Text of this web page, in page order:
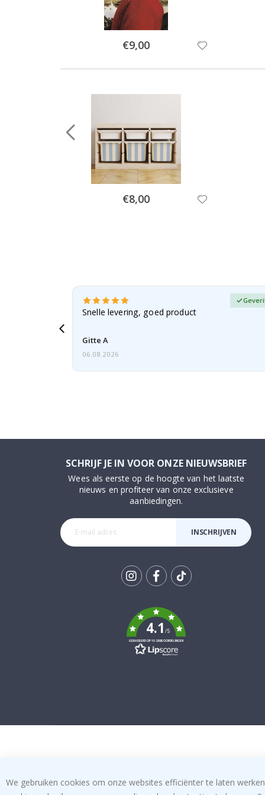
Special
Price
€9,00
Special
Price
€8,00
Snelle levering, goed product
Gitte A
06.08.2026
SCHRIJF JE IN VOOR ONZE NIEUWSBRIEF
Wees als eerste op de hoogte van het laatste
nieuws en profiteer van onze exclusieve
aanbiedingen.
INSCHRIJVEN
k
4.1/5
GEBASEERD OP 1026 BEOORDELINGEN
We gebruiken cookies om onze websites efficiënter te laten